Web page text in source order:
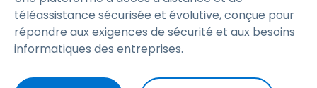
téléassistance sécurisée et évolutive, conçue pour
répondre aux exigences de sécurité et aux besoins
informatiques des entreprises.